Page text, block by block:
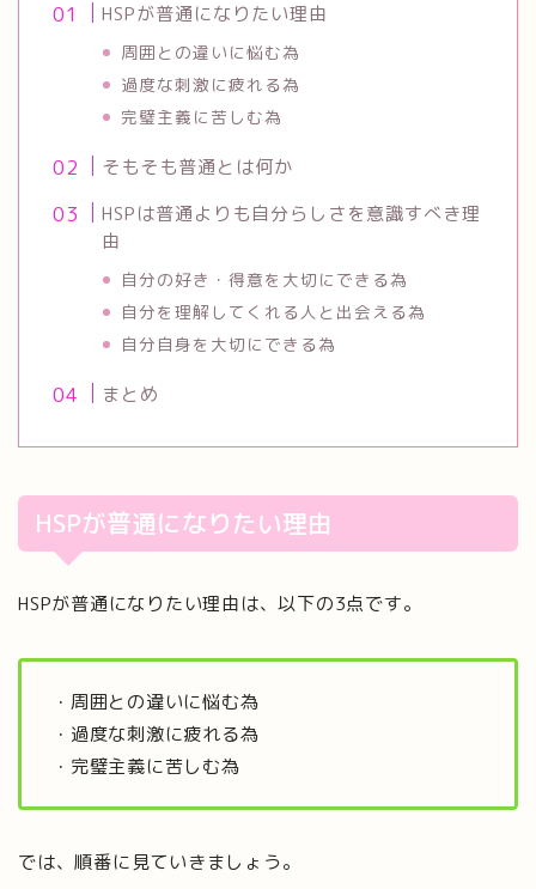
HSPが普通になりたい理由
周囲との違いに悩む為
過度な刺激に疲れる為
完璧主義に苦しむ為
そもそも普通とは何か
HSPは普通よりも自分らしさを意識すべき理
由
自分の好き・得意を大切にできる為
自分を理解してくれる人と出会える為
自分自身を大切にできる為
まとめ
HSPが普通になりたい理由
HSPが普通になりたい理由は、以下の3点です。
・周囲との違いに悩む為
・過度な刺激に疲れる為
・完璧主義に苦しむ為
では、順番に見ていきましょう。